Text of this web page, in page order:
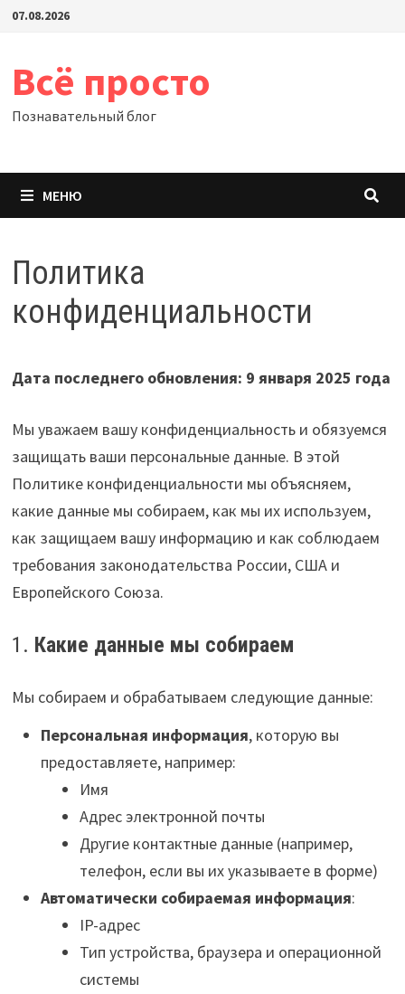
Перейти
07.08.2026
Всё просто
Познавательный блог
МЕНЮ
Политика
конфиденциальности
Дата последнего обновления: 9 января 2025 года
Мы уважаем вашу конфиденциальность и обязуемся
защищать ваши персональные данные. В этой
Политике конфиденциальности мы объясняем,
какие данные мы собираем, как мы их используем,
как защищаем вашу информацию и как соблюдаем
требования законодательства России, США и
Европейского Союза.
1. Какие данные мы собираем
Мы собираем и обрабатываем следующие данные:
Персональная информация, которую вы
предоставляете, например:
Имя
Адрес электронной почты
Другие контактные данные (например,
телефон, если вы их указываете в форме)
Автоматически собираемая информация:
IP-адрес
Тип устройства, браузера и операционной
системы